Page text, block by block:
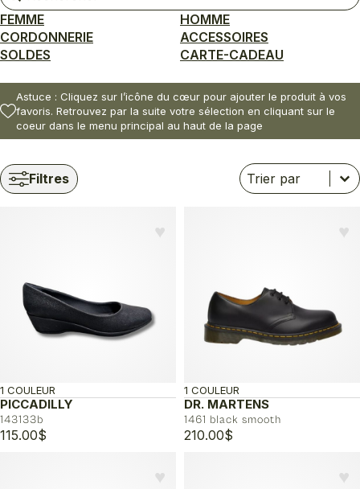
FEMME
HOMME
CORDONNERIE
ACCESSOIRES
SOLDES
CARTE-CADEAU
Astuce : Cliquez sur l’icône du cœur pour ajouter le produit à vos
favoris. Retrouvez par la suite votre sélection en cliquant sur le
coeur dans le menu principal au haut de la page
Filtres Trier
Trier le contenu
Trier le contenu
♥︎
PICCADILLY
143133b
1 COULEUR
115.00$
♥︎
DR. MARTENS
1461 black smooth
1 COULEUR
210.00$
♥︎ ♥︎